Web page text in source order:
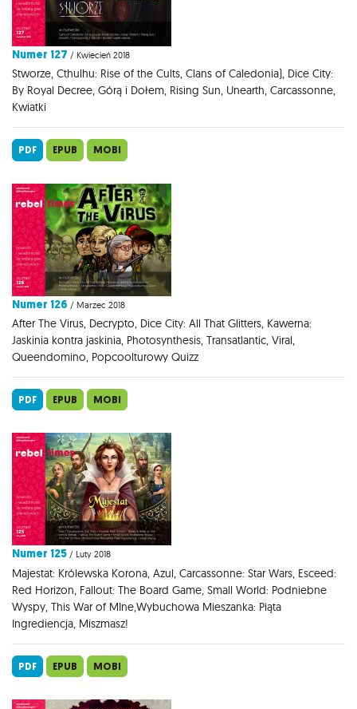
Numer 127 / Kwiecień 2018
Stworze, Cthulhu: Rise of the Cults, Clans of Caledonia), Dice City:
By Royal Decree, Górą i Dołem, Rising Sun, Unearth, Carcassonne,
Kwiatki
PDF EPUB MOBI
Numer 126 / Marzec 2018
After The Virus, Decrypto, Dice City: All That Glitters, Kawerna:
Jaskinia kontra jaskinia, Photosynthesis, Transatlantic, Viral,
Queendomino, Popcoolturowy Quizz
PDF EPUB MOBI
Numer 125 / Luty 2018
Majestat: Królewska Korona, Azul, Carcassonne: Star Wars, Esceed:
Red Horizon, Fallout: The Board Game, Small World: Podniebne
Wyspy, This War of MIne,Wybuchowa Mieszanka: Piąta
Ingrediencja, Miszmasz!
PDF EPUB MOBI